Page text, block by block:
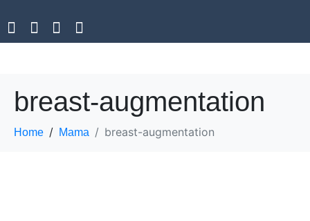
breast-augmentation
Home Mama breast-augmentation